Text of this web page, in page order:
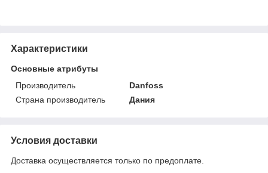
Характеристики
Основные атрибуты
Производитель
Danfoss
Страна производитель
Дания
Условия доставки
Доставка осуществляется только по предоплате.